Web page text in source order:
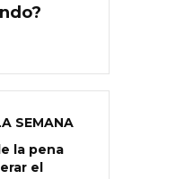
SEMANA
la pena
el